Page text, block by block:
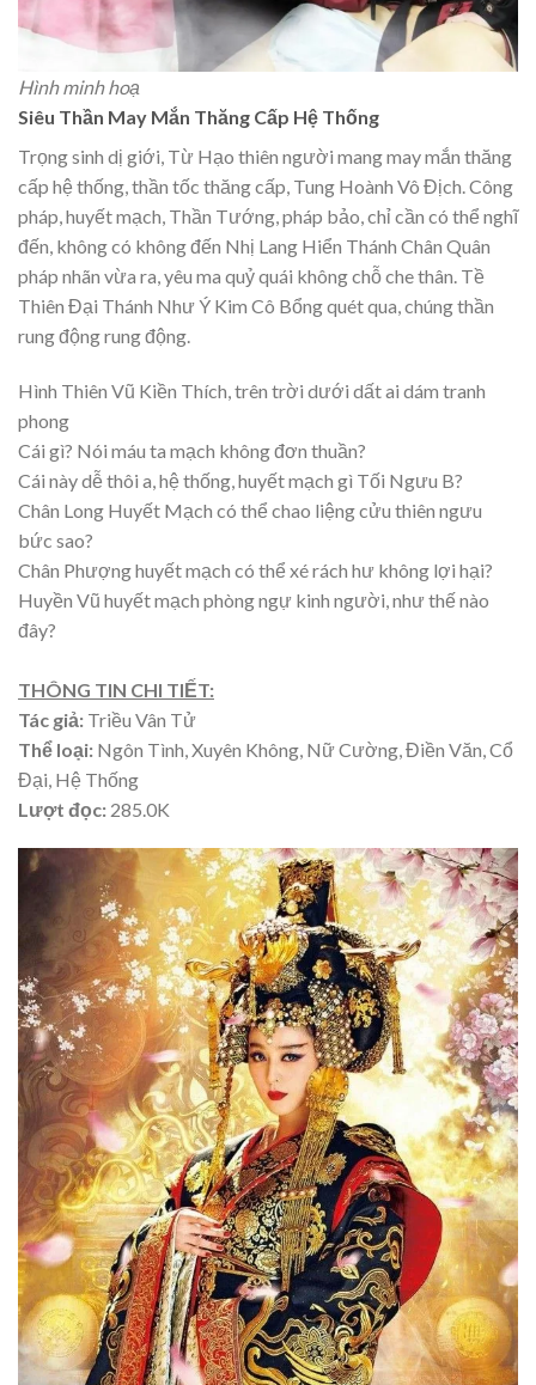
Hình minh hoạ
Siêu Thần May Mắn Thăng Cấp Hệ Thống
Trọng sinh dị giới, Từ Hạo thiên người mang may mắn thăng
cấp hệ thống, thần tốc thăng cấp, Tung Hoành Vô Địch. Công
pháp, huyết mạch, Thần Tướng, pháp bảo, chỉ cần có thể nghĩ
đến, không có không đến Nhị Lang Hiển Thánh Chân Quân
pháp nhãn vừa ra, yêu ma quỷ quái không chỗ che thân. Tề
Thiên Đại Thánh Như Ý Kim Cô Bổng quét qua, chúng thần
rung động rung động.
Hình Thiên Vũ Kiền Thích, trên trời dưới dất ai dám tranh
phong
Cái gì? Nói máu ta mạch không đơn thuần?
Cái này dễ thôi a, hệ thống, huyết mạch gì Tối Ngưu B?
Chân Long Huyết Mạch có thể chao liệng cửu thiên ngưu
bức sao?
Chân Phượng huyết mạch có thể xé rách hư không lợi hại?
Huyền Vũ huyết mạch phòng ngự kinh người, như thế nào
đây?
THÔNG TIN CHI TIẾT:
Tác giả: Triều Vân Tử
Thể loại: Ngôn Tình, Xuyên Không, Nữ Cường, Điền Văn, Cổ
Đại, Hệ Thống
Lượt đọc: 285.0K